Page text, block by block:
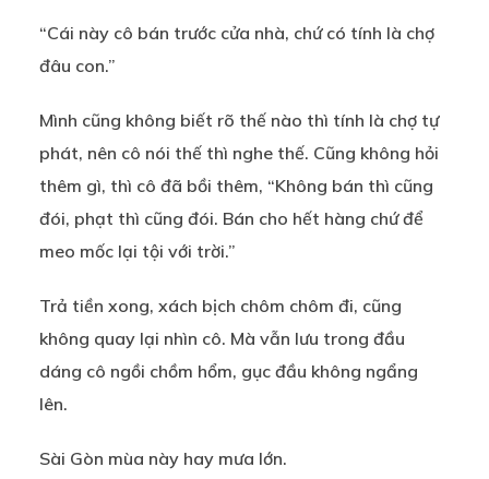
“Cái này cô bán trước cửa nhà, chứ có tính là chợ
đâu con.”
Mình cũng không biết rõ thế nào thì tính là chợ tự
phát, nên cô nói thế thì nghe thế. Cũng không hỏi
thêm gì, thì cô đã bồi thêm, “Không bán thì cũng
đói, phạt thì cũng đói. Bán cho hết hàng chứ để
meo mốc lại tội với trời.”
Trả tiền xong, xách bịch chôm chôm đi, cũng
không quay lại nhìn cô. Mà vẫn lưu trong đầu
dáng cô ngồi chồm hổm, gục đầu không ngẩng
lên.
Sài Gòn mùa này hay mưa lớn.